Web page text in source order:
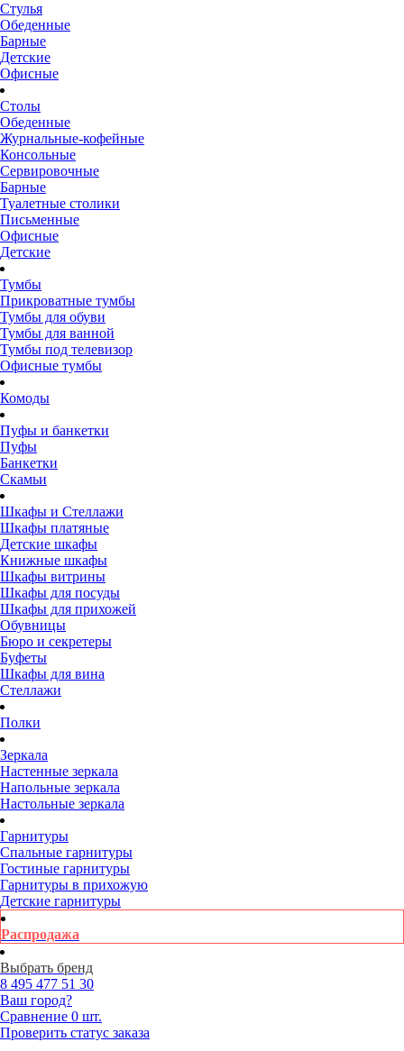
Стулья
Обеденные
Барные
Детские
Офисные
Столы
Обеденные
Журнальные-кофейные
Консольные
Сервировочные
Барные
Туалетные столики
Письменные
Офисные
Детские
Тумбы
Прикроватные тумбы
Тумбы для обуви
Тумбы для ванной
Тумбы под телевизор
Офисные тумбы
Комоды
Пуфы и банкетки
Пуфы
Банкетки
Скамьи
Шкафы и Стеллажи
Шкафы платяные
Детские шкафы
Книжные шкафы
Шкафы витрины
Шкафы для посуды
Шкафы для прихожей
Обувницы
Бюро и секретеры
Буфеты
Шкафы для вина
Стеллажи
Полки
Зеркала
Настенные зеркала
Напольные зеркала
Настольные зеркала
Гарнитуры
Спальные гарнитуры
Гостиные гарнитуры
Гарнитуры в прихожую
Детские гарнитуры
Распродажа
Выбрать бренд
8 495 477 51 30
Ваш город?
Сравнение 0 шт.
Проверить статус заказа